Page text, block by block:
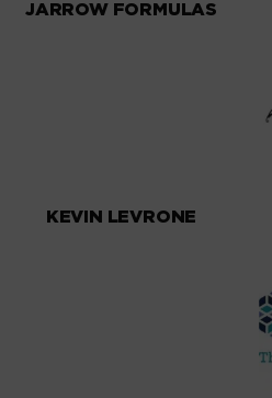
JARROW FORMULAS
KEVIN LEVRONE